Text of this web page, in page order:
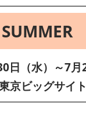
SUMMER
日（水）～7月
京ビッグサイト